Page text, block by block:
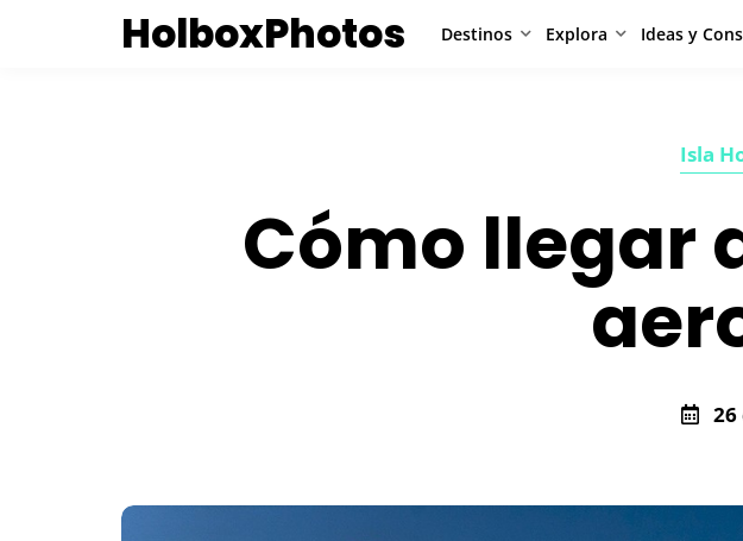
HolboxPhotos Destinos Explora Ideas y
Isla
Cómo llegar
26